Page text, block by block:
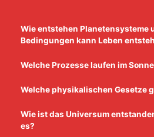
Wie entstehen Planetensysteme
Bedingungen kann Leben
Welche Prozesse laufen im
Welche physikalischen Gesetze
Wie ist das Universum
es?